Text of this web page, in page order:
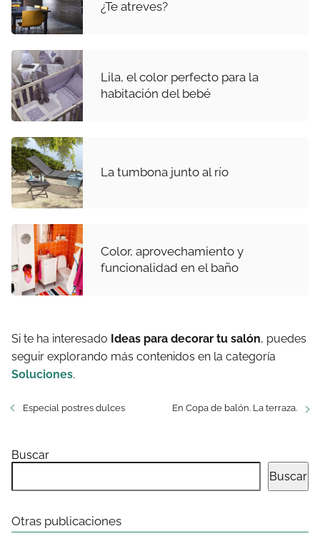
¿Te atreves?
Lila, el color perfecto para la
habitación del bebé
La tumbona junto al río
Color, aprovechamiento y
funcionalidad en el baño
Si te ha interesado Ideas para decorar tu salón, puedes
seguir explorando más contenidos en la categoría
Soluciones.
Especial postres dulces En Copa de balón. La terraza.
Buscar
Buscar
Otras publicaciones